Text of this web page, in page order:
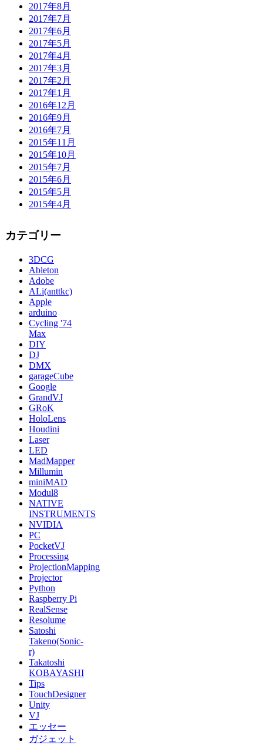
2017年8月
2017年7月
2017年6月
2017年5月
2017年4月
2017年3月
2017年2月
2017年1月
2016年12月
2016年9月
2016年7月
2015年11月
2015年10月
2015年7月
2015年6月
2015年5月
2015年4月
カテゴリー
3DCG
Ableton
Adobe
ALi(anttkc)
Apple
arduino
Cycling '74
Max
DIY
DJ
DMX
garageCube
Google
GrandVJ
GRoK
HoloLens
Houdini
Laser
LED
MadMapper
Millumin
miniMAD
Modul8
NATIVE
INSTRUMENTS
NVIDIA
PC
PocketVJ
Processing
ProjectionMapping
Projector
Python
Raspberry Pi
RealSense
Resolume
Satoshi
Takeno(Sonic-
r)
Takatoshi
KOBAYASHI
Tips
TouchDesigner
Unity
VJ
エッセー
ガジェット